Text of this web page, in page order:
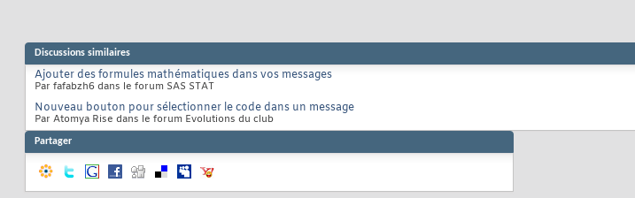
Discussions similaires
Ajouter des formules mathématiques dans vos messages
Par fafabzh6 dans le forum SAS STAT
Nouveau bouton pour sélectionner le code dans un message
Par Atomya Rise dans le forum Evolutions du club
Partager